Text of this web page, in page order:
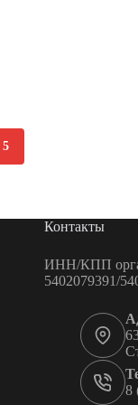
5
Контакты
ИНН/КПП
5402079391/
8